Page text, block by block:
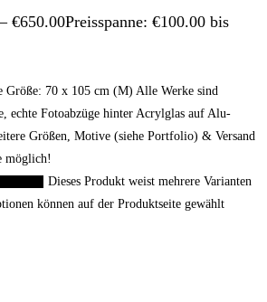
– €650.00Preisspanne: €100.00 bis
Größe: 70 x 105 cm (M) Alle Werke sind
echte Fotoabzüge hinter Acrylglas auf Alu-
Größen, Motive (siehe Portfolio) & Versand
möglich!
Dieses Produkt weist mehrere Varianten
können auf der Produktseite gewählt